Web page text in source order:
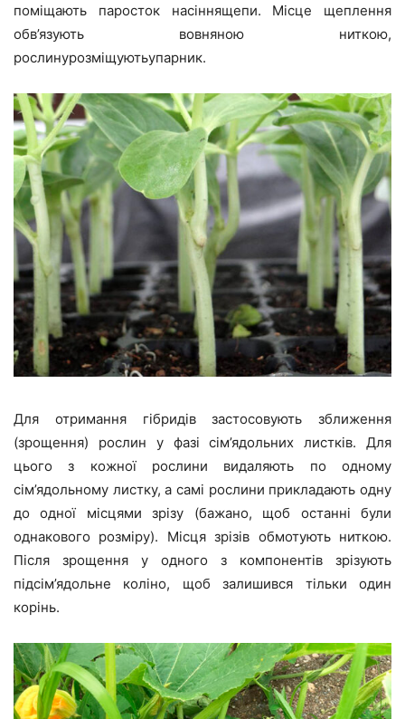
поміщають паросток насіннящепи. Місце щеплення
обв’язують вовняною ниткою,
рослинурозміщуютьупарник.
Для отримання гібридів застосовують зближення
(зрощення) рослин у фазі сім’ядольних листків. Для
цього з кожної рослини видаляють по одному
сім’ядольному листку, а самі рослини прикладають одну
до одної місцями зрізу (бажано, щоб останні були
однакового розміру). Місця зрізів обмотують ниткою.
Після зрощення у одного з компонентів зрізують
підсім’ядольне коліно, щоб залишився тільки один
корінь.